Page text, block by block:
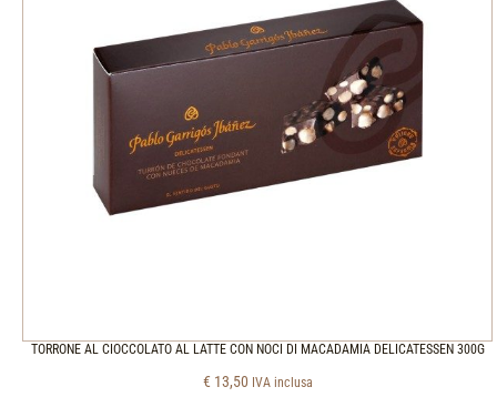
TORRONE AL CIOCCOLATO AL LATTE CON NOCI DI MACADAMIA DELICATESSEN 300G
€ 13,50 IVA inclusa